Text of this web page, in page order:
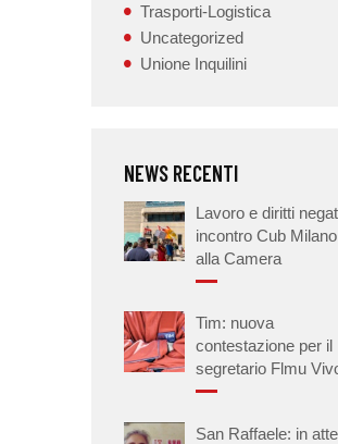
Trasporti-Logistica
Uncategorized
Unione Inquilini
NEWS RECENTI
Lavoro e diritti
incontro Cub Milano
alla Camera
Tim: nuova
contestazione per il
segretario Flmu
San Raffaele: in